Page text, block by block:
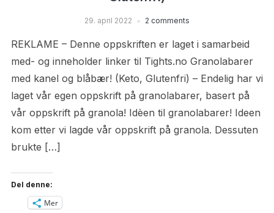
29. april 2022 2 comments
REKLAME – Denne oppskriften er laget i samarbeid
med- og inneholder linker til Tights.no Granolabarer
med kanel og blåbær! (Keto, Glutenfri) – Endelig har vi
laget vår egen oppskrift på granolabarer, basert på
vår oppskrift på granola! Idèen til granolabarer! Ideen
kom etter vi lagde vår oppskrift på granola. Dessuten
brukte […]
Del denne:
Mer